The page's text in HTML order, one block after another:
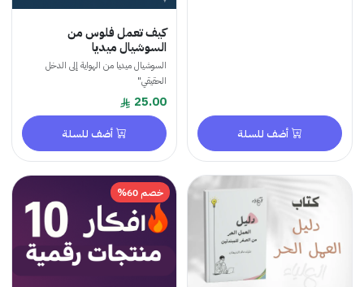
أضف للسلة
كيف تعمل فلوس من
السوشيال ميديا
السوشيال ميديا من الهواية إلى الدخل
أضف للسلة
خصم 60%